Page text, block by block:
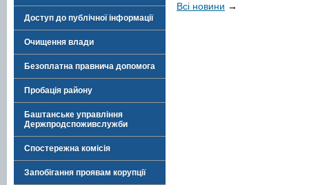
Доступ до публічної інформації
Очищення влади
Безоплатна правнича допомога
Пробація району
Баштанське управління
Держпродспоживслужби
Спостережна комісія
Запобігання проявам корупції
Всі новини →